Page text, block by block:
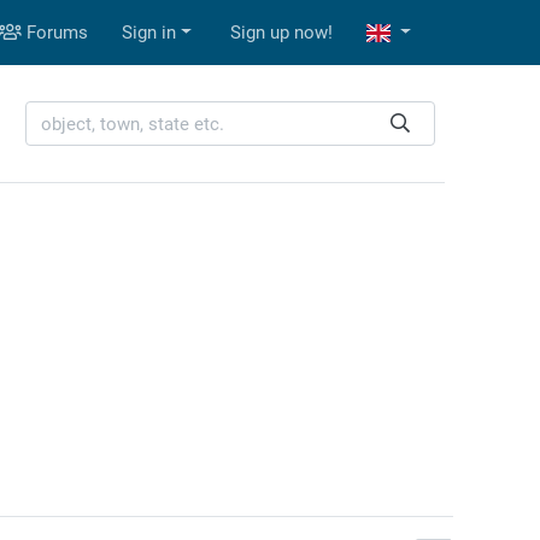
Forums Sign in Sign up now!